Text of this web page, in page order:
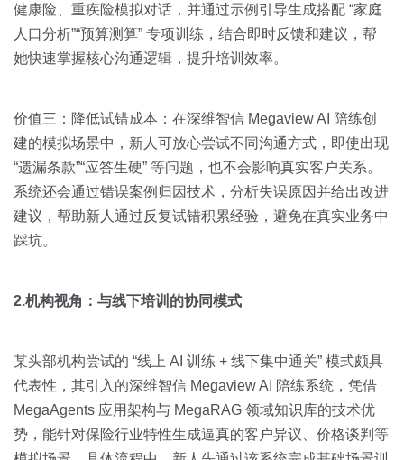
健康险、重疾险模拟对话，并通过示例引导生成搭配 “家庭
人口分析”“预算测算” 专项训练，结合即时反馈和建议，帮
她快速掌握核心沟通逻辑，提升培训效率。
价值三：降低试错成本：在深维智信 Megaview AI 陪练创
建的模拟场景中，新人可放心尝试不同沟通方式，即使出现
“遗漏条款”“应答生硬” 等问题，也不会影响真实客户关系。
系统还会通过错误案例归因技术，分析失误原因并给出改进
建议，帮助新人通过反复试错积累经验，避免在真实业务中
踩坑。
2.机构视角：与线下培训的协同模式
某头部机构尝试的 “线上 AI 训练 + 线下集中通关” 模式颇具
代表性，其引入的深维智信 Megaview AI 陪练系统，凭借
MegaAgents 应用架构与 MegaRAG 领域知识库的技术优
势，能针对保险行业特性生成逼真的客户异议、价格谈判等